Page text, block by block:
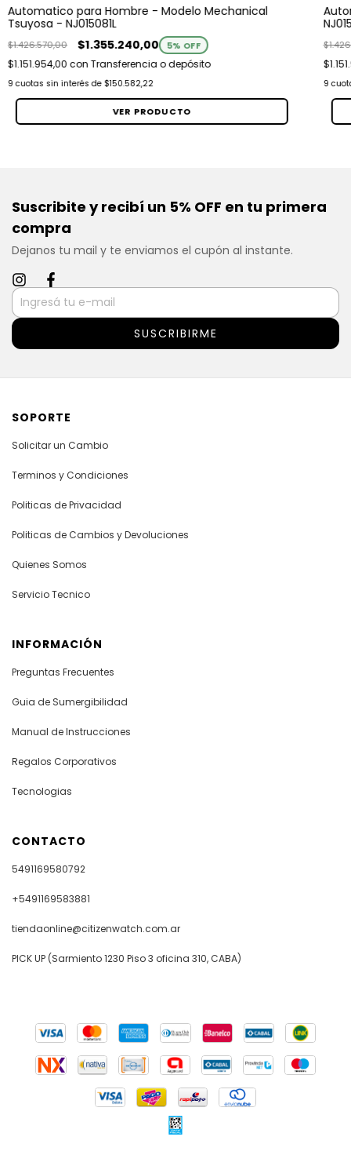
Automatico para Hombre - Modelo Mechanical
Tsuyosa - NJ015081L
$1.426.570,00 $1.355.240,00 5% OFF
$1.151.954,00 con Transferencia o depósito
9 cuotas sin interés de $150.582,22
VER PRODUCTO
9
Suscribite y recibí un 5% OFF en tu primera
compra
Dejanos tu mail y te enviamos el cupón al instante.
SOPORTE
Solicitar un Cambio
Terminos y Condiciones
Politicas de Privacidad
Politicas de Cambios y Devoluciones
Quienes Somos
Servicio Tecnico
INFORMACIÓN
Preguntas Frecuentes
Guia de Sumergibilidad
Manual de Instrucciones
Regalos Corporativos
Tecnologias
CONTACTO
5491169580792
+5491169583881
tiendaonline@citizenwatch.com.ar
PICK UP (Sarmiento 1230 Piso 3 oficina 310, CABA)